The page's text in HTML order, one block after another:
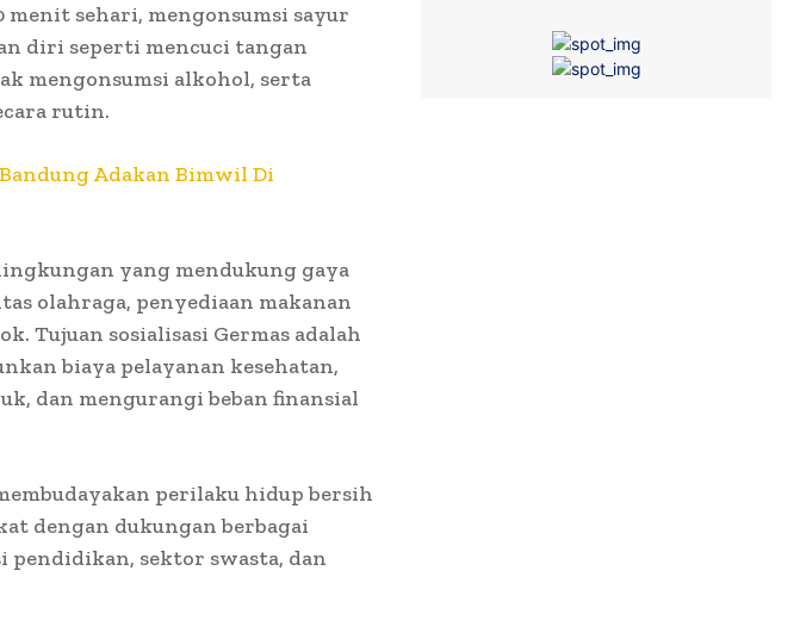
sehari, mengonsumsi sayur
diri seperti mencuci tangan
mengonsumsi alkohol, serta
rutin.
Adakan Bimwil Di
yang mendukung gaya
olahraga, penyediaan makanan
Tujuan sosialisasi Germas adalah
biaya pelayanan kesehatan,
dan mengurangi beban finansial
perilaku hidup bersih
dengan dukungan berbagai
sektor swasta, dan